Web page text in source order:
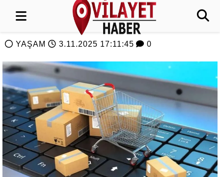
YAŞAM 3.11.2025 17:11:45 0